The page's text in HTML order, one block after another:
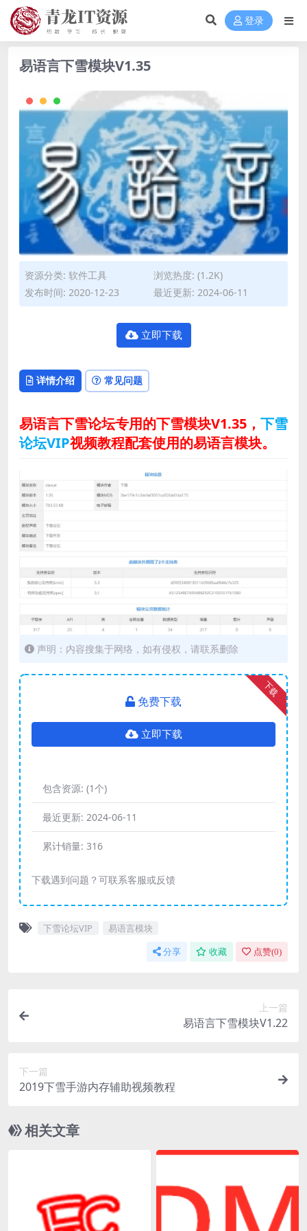
登录
易语言下雪模块V1.35
资源分类: 软件工具
浏览热度: (1.2K)
发布时间: 2020-12-23
最近更新: 2024-06-11
立即下载
详情介绍 常见问题
易语言下雪论坛专用的下雪模块V1.35， 下雪
论坛VIP视频教程配套使用的易语言模块。
声明：内容搜集于网络，如有侵权，请联系删除
下载
免费下载
立即下载
包含资源: (1个)
最近更新: 2024-06-11
累计销量: 316
下载遇到问题？可联系客服或反馈
下雪论坛VIP 易语言模块
分享 收藏 点赞(0)
上一篇
易语言下雪模块V1.22
下一篇
2019下雪手游内存辅助视频教程
相关文章